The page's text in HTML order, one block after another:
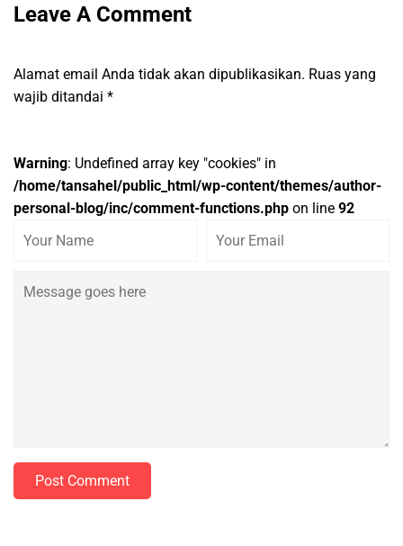
Leave A Comment
Alamat email Anda tidak akan dipublikasikan. Ruas yang
wajib ditandai *
Warning: Undefined array key "cookies" in
/home/tansahel/public_html/wp-content/themes/author-
personal-blog/inc/comment-functions.php on line 92
Post Comment